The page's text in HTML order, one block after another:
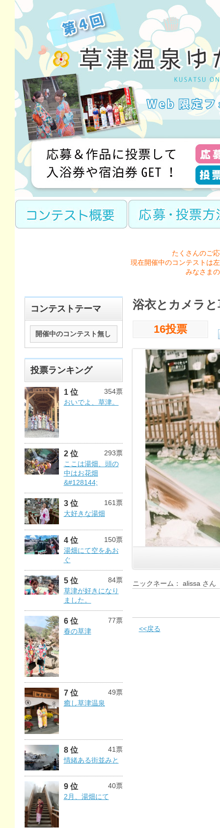
たくさんのご
現在開催中のコンテストは
みなさま
コンテストテーマ
開催中のコンテスト無し
投票ランキング
1 位
354票
おいでよ、草津。
2 位
293票
ここは湯畑、頭の
中はお花畑
&#128144;
3 位
161票
大好きな湯畑
4 位
150票
湯畑にて空をあお
ぐ
5 位
84票
草津が好きになり
ました。
6 位
77票
春の草津
7 位
49票
癒し草津温泉
8 位
41票
情緒ある街並みと
9 位
40票
2月、湯畑にて
浴衣とカメラと
16投票
ニックネーム： alissa さん
<<戻る